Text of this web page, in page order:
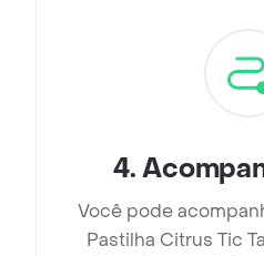
4.
Você pode
Pastilha Citrus Tic